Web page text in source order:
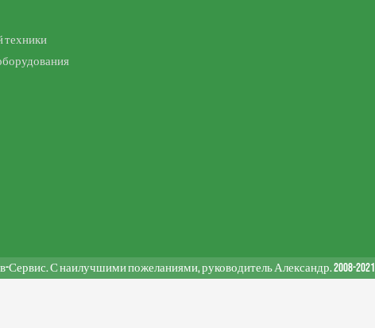
техники
Сервис. С наилучшими пожеланиями, руководитель Александр. 2008-2021